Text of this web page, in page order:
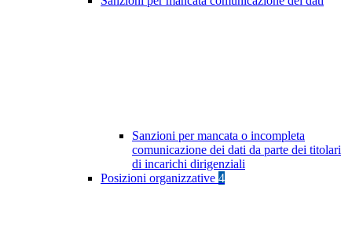
Sanzioni per mancata o incompleta
comunicazione dei dati da parte dei titolari
di incarichi dirigenziali
Posizioni organizzative 4